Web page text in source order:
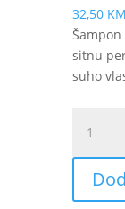
32,50 KM
sitnu
suho
Kelual
šampon
za